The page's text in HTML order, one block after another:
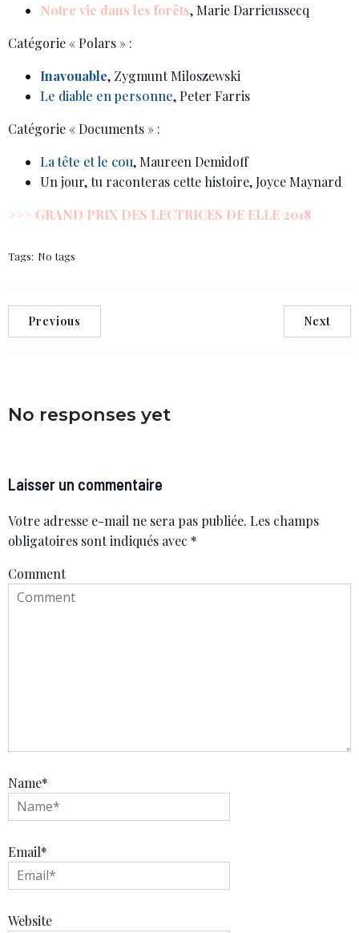
Notre vie dans les forêts, Marie Darrieussecq
Catégorie « Polars » :
Inavouable, Zygmunt Miloszewski
Le diable en personne, Peter Farris
Catégorie « Documents » :
La tête et le cou, Maureen Demidoff
Un jour, tu raconteras cette histoire, Joyce Maynard
>>> GRAND PRIX DES LECTRICES DE ELLE 2018
Tags: No tags
Previous Next
No responses yet
Laisser un commentaire
Votre adresse e-mail ne sera pas publiée. Les champs
obligatoires sont indiqués avec *
Comment
Name*
Email*
Website